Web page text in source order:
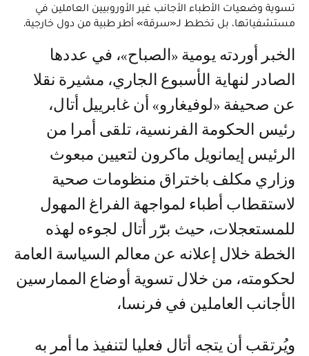
تسوية وضعيات الأطباء الأجانب غير الأوروبيين العاملين في
مستشفياتها، بل تخطط لـ«سرقة» أطر طبية من دول خارجية.
الخبر أوردته يومية «الصباح»، في عددها
الصادر لنهاية الأسبوع الجاري، مشيرة نقلا
عن صحيفة «لوفيغارو» أن غابرييل أتال،
رئيس الحكومة الفرنسية، تلقى أمرا من
الرئيس إيمانويل ماكرون لتعيين مبعوث
وزاري مكلف باختراق منظومات صحية
لاستقطاب أطباء لمواجهة الفراغ المهول
للمستعجلات، حيث برّٓر أتال لجوءه لهذه
الخطة خلال إعلانه عن معالم السياسة العامة
لحكومته، من خلال تسوية أوضاع الممارسين
الأجانب العاملين في فرنسا،
ويُرتقب أن يتجه أتال فعليا لتنفيذ ما أمر به